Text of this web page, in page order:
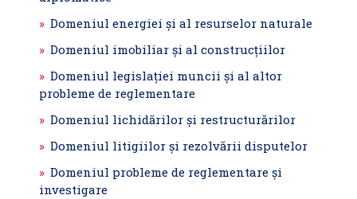
Domeniul energiei şi al resurselor naturale
Domeniul imobiliar şi al construcţiilor
Domeniul legislaţiei muncii şi al altor
probleme de reglementare
Domeniul lichidărilor şi restructurărilor
Domeniul litigiilor şi rezolvării disputelor
Domeniul probleme de reglementare şi
investigare